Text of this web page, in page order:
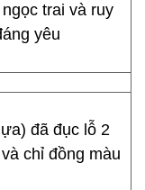
trai và ruy
yêu
đã đục lỗ 2
chỉ đồng màu